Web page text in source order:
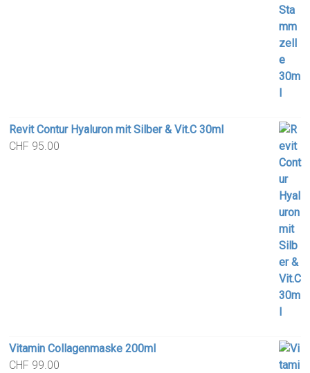
Revit Contur Hyaluron mit Silber & Vit.C 30ml
CHF 95.00
Vitamin Collagenmaske 200ml
CHF 99.00